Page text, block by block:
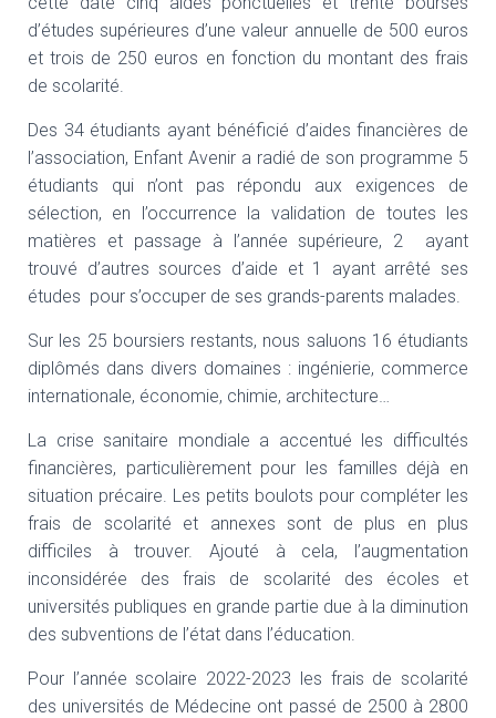
d’études supérieures d’une valeur annuelle de 500 euros
et trois de 250 euros en fonction du montant des frais
de scolarité.
Des 34 étudiants ayant bénéficié d’aides financières de
l’association, Enfant Avenir a radié de son programme 5
étudiants qui n’ont pas répondu aux exigences de
sélection, en l’occurrence la validation de toutes les
matières et passage à l’année supérieure, 2 ayant
trouvé d’autres sources d’aide et 1 ayant arrêté ses
études pour s’occuper de ses grands-parents malades.
Sur les 25 boursiers restants, nous saluons 16 étudiants
diplômés dans divers domaines : ingénierie, commerce
internationale, économie, chimie, architecture…
La crise sanitaire mondiale a accentué les difficultés
financières, particulièrement pour les familles déjà en
situation précaire. Les petits boulots pour compléter les
frais de scolarité et annexes sont de plus en plus
difficiles à trouver. Ajouté à cela, l’augmentation
inconsidérée des frais de scolarité des écoles et
universités publiques en grande partie due à la diminution
des subventions de l’état dans l’éducation.
Pour l’année scolaire 2022-2023 les frais de scolarité
des universités de Médecine ont passé de 2500 à 2800